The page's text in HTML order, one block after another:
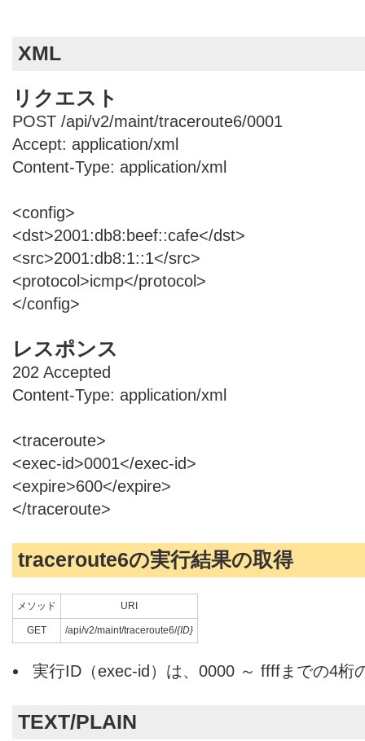
XML
リクエスト
POST /api/v2/maint/traceroute6/0001
Accept: application/xml
Content-Type: application/xml
<config>
<dst>2001:db8:beef::cafe</dst>
<src>2001:db8:1::1</src>
<protocol>icmp</protocol>
</config>
レスポンス
202 Accepted
Content-Type: application/xml
<traceroute>
<exec-id>0001</exec-id>
<expire>600</expire>
</traceroute>
traceroute6の実行結果の取得
メソッド URI
GET /api/v2/maint/traceroute6/{ID}
実行ID（exec-id）は、0000 ～ ffffまでの4桁
TEXT/PLAIN